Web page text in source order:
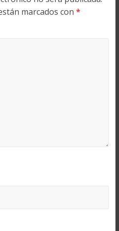
marcados con *